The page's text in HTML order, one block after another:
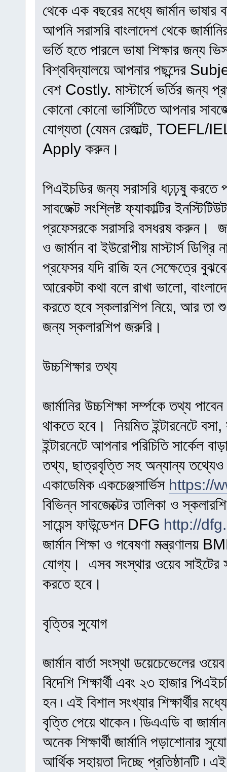
থেকে এক বছরের মধ্যে জার্মান
আপনি সরাসরি বাংলাদেশ থেকে
ভর্তি হতে পারলে ভাষা শিক্ষার জন্য
বিশ্ববিদ্যালয়ে আপনার পছন্দের
বেশ Costly. মাস্টার্সে ভর্তির
কোনো কোনো ভার্সিটিতে আপনার
যোগ্যতা (যেমন রেজাল্ট, TOEFL/
Apply করুন।
পিএইচডির জন্য সরাসরি ধঢ়ঢ়ষু করতে
সাবজেক্ট সংশ্লিষ্ট ফ্যাকাল্টির
প্রফেসরকে সরাসরি বসধরষ করুন।
ও জার্মান বা ইউরোপীয় মাস্টার্স
প্রফেসর যদি রাজি হন সেক্ষেত্রে
আরেকটা কথা বলে রাখা ভালো,
করতে হবে স্কলারশিপ নিয়ে, আর তা
জন্য স্কলারশিপ জরুরি।
উচ্চশিক্ষার তথ্য
জার্মানির উচ্চশিক্ষা সর্ম্পকে তথ্য
থাকতে হবে। নিয়মিত ইন্টারনেটে
ইন্টারনেটে আপনার পরিচিতি সার্কেল
তথ্য, ছাত্রবৃত্তি সহ অন্যান্য তথ্যেও
একাডেমিক একচেঞ্জসার্ভিস https://
বিভিন্ন সাবজেক্টের তালিকা ও
সায়েন্স ফাউন্ডেশন DFG http://
জার্মান শিক্ষা ও গবেষণা মন্ত্রণালয়
যোগ্য। এসব সংস্থার ওয়েব সাইটের
করতে হবে।
বৃত্তির সুযোগ
জার্মান বার্তা সংস্থা ডয়েচেভেলের
বিদেশি শিক্ষার্থী এবং ২৩ হাজার
হন ৷ এই বিশাল সংখ্যার শিক্ষার্থীর
বৃত্তি পেয়ে থাকেন ৷ ডিএএডি বা
অনেক শিক্ষার্থী জার্মানি পড়াশোনার
আর্থিক সহায়তা দিচ্ছে প্রতিষ্ঠানটি ৷